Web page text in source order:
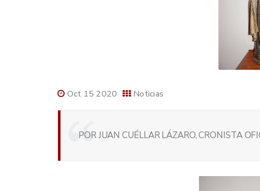
Oct 15 2020 Noticias
POR JUAN CUÉLLAR LÁZARO, CRONISTA